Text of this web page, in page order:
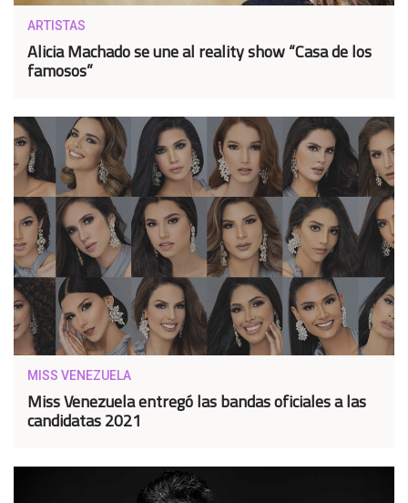
ARTISTAS
Alicia Machado se une al reality show “Casa de los
famosos”
MISS VENEZUELA
Miss Venezuela entregó las bandas oficiales a las
candidatas 2021